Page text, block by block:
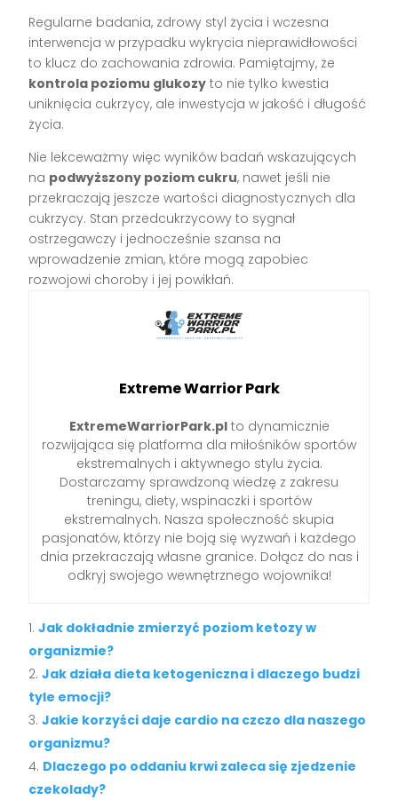
Regularne badania, zdrowy styl życia i wczesna
interwencja w przypadku wykrycia nieprawidłowości
to klucz do zachowania zdrowia. Pamiętajmy, że
kontrola poziomu glukozy to nie tylko kwestia
uniknięcia cukrzycy, ale inwestycja w jakość i długość
życia.
Nie lekceważmy więc wyników badań wskazujących
na podwyższony poziom cukru, nawet jeśli nie
przekraczają jeszcze wartości diagnostycznych dla
cukrzycy. Stan przedcukrzycowy to sygnał
ostrzegawczy i jednocześnie szansa na
wprowadzenie zmian, które mogą zapobiec
rozwojowi choroby i jej powikłań.
Extreme Warrior Park
ExtremeWarriorPark.plto dynamicznie
rozwijająca się platforma dla miłośników sportów
ekstremalnych i aktywnego stylu życia.
Dostarczamy sprawdzoną wiedzę z zakresu
treningu, diety, wspinaczki i sportów
ekstremalnych. Nasza społeczność skupia
pasjonatów, którzy nie boją się wyzwań i każdego
dnia przekraczają własne granice. Dołącz do nas i
odkryj swojego wewnętrznego wojownika!
Jak dokładnie zmierzyć poziom ketozy w
organizmie?
Jak działa dieta ketogeniczna i dlaczego budzi
tyle emocji?
Jakie korzyści daje cardio na czczo dla naszego
organizmu?
Dlaczego po oddaniu krwi zaleca się zjedzenie
czekolady?